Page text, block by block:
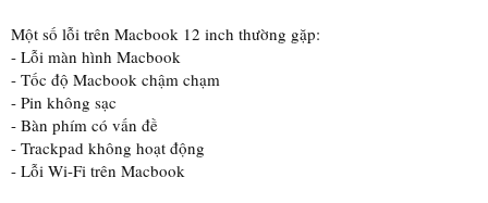
Một số lỗi trên Macbook 12 inch thường gặp:
- Lỗi màn hình Macbook
- Tốc độ Macbook chậm chạm
- Pin không sạc
- Bàn phím có vấn đề
- Trackpad không hoạt động
- Lỗi Wi-Fi trên Macbook